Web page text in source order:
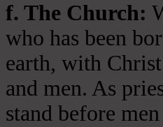
f. The Church:
who has been
earth, with
and men. As
stand before